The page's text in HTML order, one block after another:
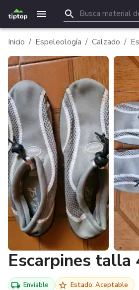
Inicio / Espeleología / Calzado /
Escarpines talla
Enviable Estado: Aceptable